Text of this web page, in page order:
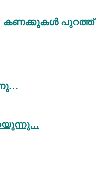
3; കണക്കുകൾ പുറത്ത്